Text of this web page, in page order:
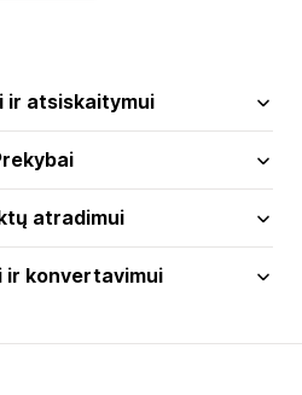
ir atsiskaitymui
atradimui
ir konvertavimui